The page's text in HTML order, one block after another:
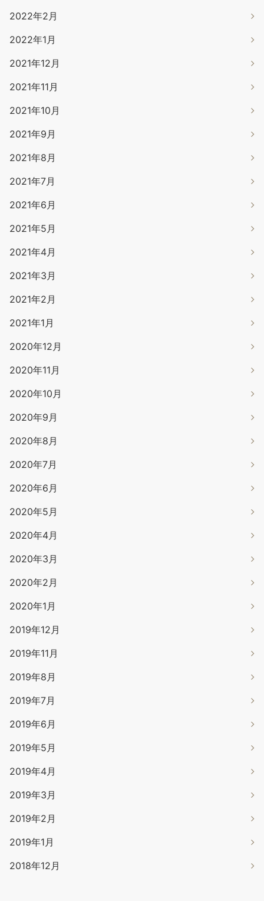
2022年2月
2022年1月
2021年12月
2021年11月
2021年10月
2021年9月
2021年8月
2021年7月
2021年6月
2021年5月
2021年4月
2021年3月
2021年2月
2021年1月
2020年12月
2020年11月
2020年10月
2020年9月
2020年8月
2020年7月
2020年6月
2020年5月
2020年4月
2020年3月
2020年2月
2020年1月
2019年12月
2019年11月
2019年8月
2019年7月
2019年6月
2019年5月
2019年4月
2019年3月
2019年2月
2019年1月
2018年12月